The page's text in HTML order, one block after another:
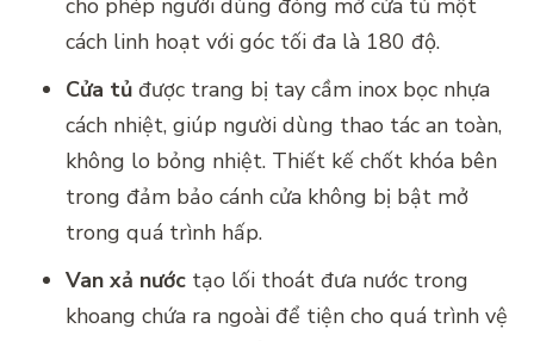
cho phép người dùng đóng mở cửa tủ một
cách linh hoạt với góc tối đa là 180 độ.
Cửa tủ được trang bị tay cầm inox bọc nhựa
cách nhiệt, giúp người dùng thao tác an toàn,
không lo bỏng nhiệt. Thiết kế chốt khóa bên
trong đảm bảo cánh cửa không bị bật mở
trong quá trình hấp.
Van xả nước tạo lối thoát đưa nước trong
khoang chứa ra ngoài để tiện cho quá trình vệ